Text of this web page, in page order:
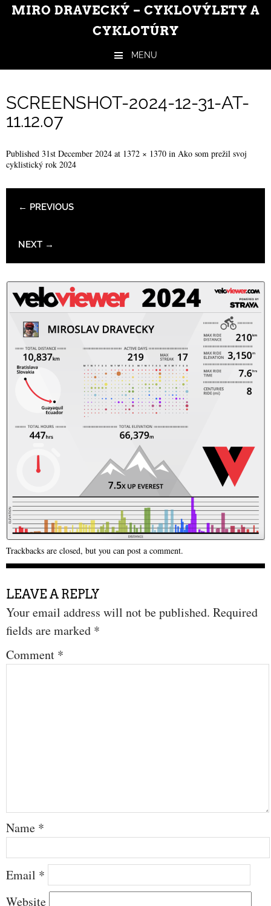
MIRO DRAVECKÝ – CYKLOVÝLETY A
CYKLOTÚRY
MENU
SCREENSHOT-2024-12-31-AT-
11.12.07
Published 31st December 2024 at 1372 × 1370 in Ako som prežil svoj
cyklistický rok 2024
← PREVIOUS
NEXT →
Trackbacks are closed, but you can post a comment.
LEAVE A REPLY
Your email address will not be published. Required
fields are marked *
Comment *
Name *
Email *
Website